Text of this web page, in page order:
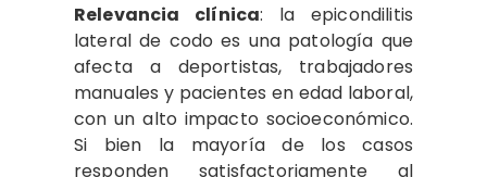
Relevancia clínica: la epicondilitis
lateral de codo es una patología que
afecta a deportistas, trabajadores
manuales y pacientes en edad laboral,
con un alto impacto socioeconómico.
Si bien la mayoría de los casos
responden satisfactoriamente al